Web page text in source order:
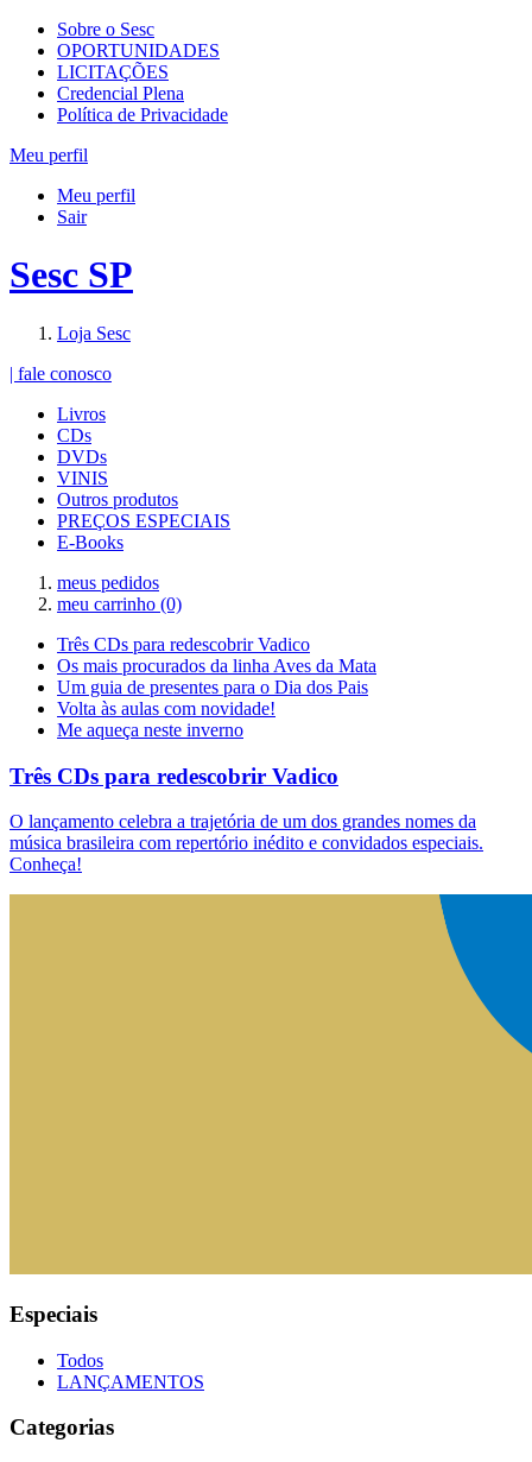
Sobre o Sesc
OPORTUNIDADES
LICITAÇÕES
Credencial Plena
Política de Privacidade
Meu perfil
Meu perfil
Sair
Sesc SP
Loja Sesc
| fale conosco
Livros
CDs
DVDs
VINIS
Outros produtos
PREÇOS ESPECIAIS
E-Books
meus pedidos
meu carrinho (0)
Três CDs para redescobrir Vadico
Os mais procurados da linha Aves da Mata
Um guia de presentes para o Dia dos Pais
Volta às aulas com novidade!
Me aqueça neste inverno
Três CDs para redescobrir Vadico
O lançamento celebra a trajetória de um dos grandes nomes da
música brasileira com repertório inédito e convidados especiais.
Conheça!
Especiais
Todos
LANÇAMENTOS
Categorias